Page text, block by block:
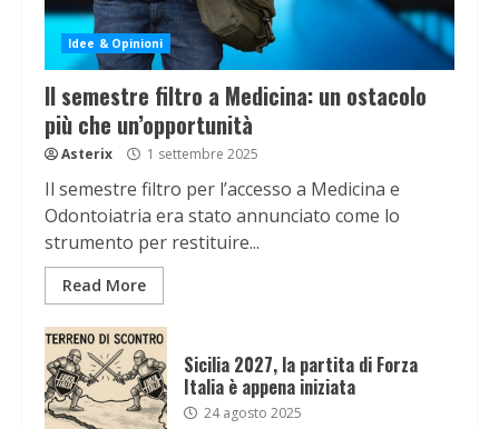
Idee & Opinioni
Il semestre filtro a Medicina: un ostacolo
più che un’opportunità
Asterix 1 settembre 2025
Il semestre filtro per l’accesso a Medicina e
Odontoiatria era stato annunciato come lo
strumento per restituire...
Read More
Sicilia 2027, la partita di Forza
Italia è appena iniziata
24 agosto 2025